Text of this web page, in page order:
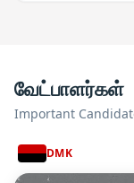
வேட்பாளர்கள்
Important
DMK